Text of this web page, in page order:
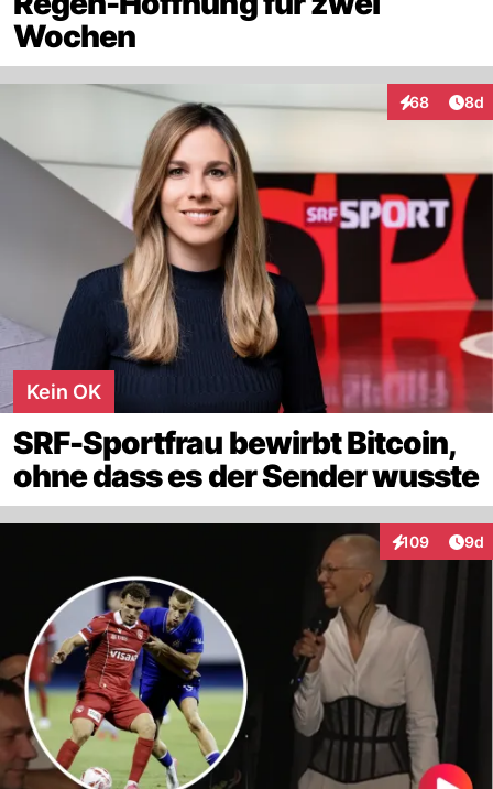
Wochen
68
Interaktionen
8d
Kein OK
SRF-Sportfrau bewirbt Bitcoin,
ohne dass es der Sender wusste
109
Interaktionen
9d